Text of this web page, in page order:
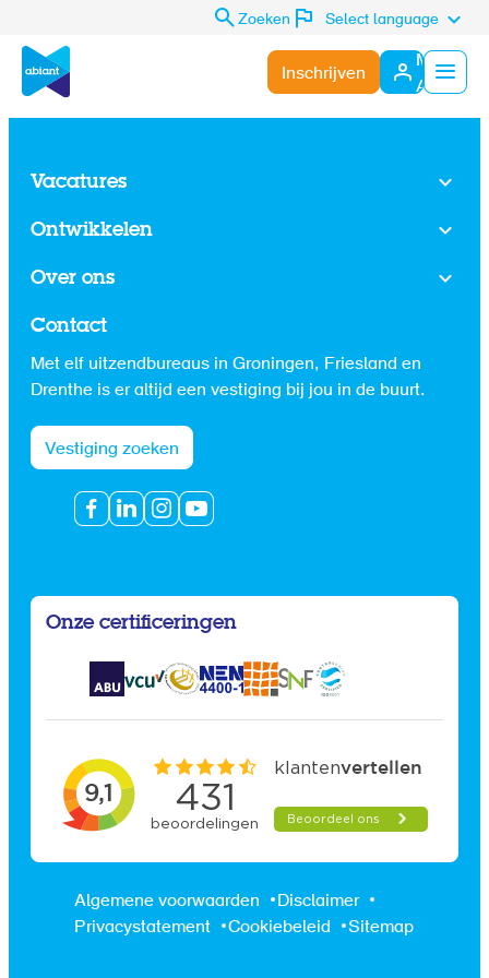
Zoeken Select language
Inschrijven
Mijn
Abiant
Vacatures
Ontwikkelen
Over ons
Contact
Met elf uitzendbureaus in Groningen, Friesland en
Drenthe is er altijd een vestiging bij jou in de buurt.
Vestiging zoeken
Onze certificeringen
Algemene voorwaarden
Disclaimer
Privacystatement
Cookiebeleid Sitemap